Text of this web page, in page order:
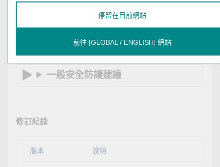
請參閱「一般安全防護建議」章節，進一
步強化安全防護力。
一般安全防護建議
修訂紀錄
版本 說明
停留在目前網站
前往 [GLOBAL / ENGLISH] 網站